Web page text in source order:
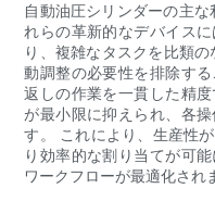
自動油圧シリンダーの主
れらの革新的なデバイス
り、複雑なタスクを比類
動調整の必要性を排除す
返しの作業を一貫した精
が最小限に抑えられ、各
す。 これにより、生産性
り効率的な割り当てが可
ワークフローが最適化され